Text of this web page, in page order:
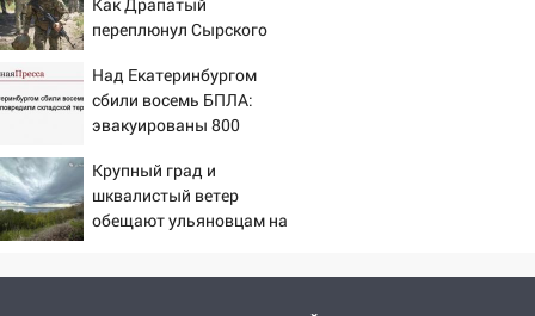
11:20
Ульяновская шахматистка
Валерия Клейменова выиграла два
золота в составе сборной мира
11:16
В Ульяновске открыли памятную
доску декабристу Кондратию Рылееву
10:40
В Ульяновске спасатели ночью
нашли потерявшегося в заброшенных
садах 79-летнего мужчину
10:26 На нескольких улицах Ульяновска
переплюнул Сырского
Над Екатеринбургом
сбили восемь БПЛА:
эвакуированы 800
Крупный град и
шквалистый ветер
обещают ульяновцам на